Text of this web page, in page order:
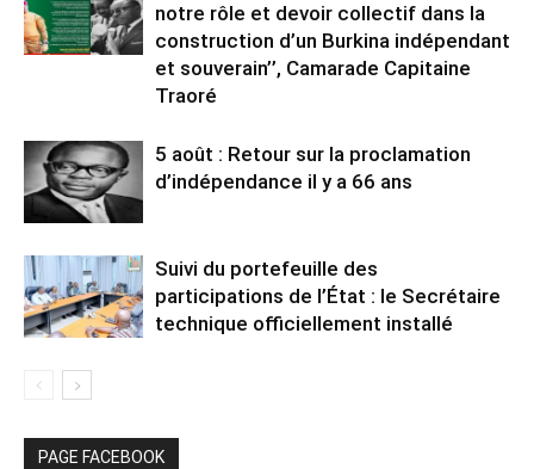
notre rôle et devoir collectif dans la
construction d’un Burkina indépendant
et souverain’’, Camarade Capitaine
Traoré
5 août : Retour sur la proclamation
d’indépendance il y a 66 ans
Suivi du portefeuille des
participations de l’État : le Secrétaire
technique officiellement installé
PAGE FACEBOOK